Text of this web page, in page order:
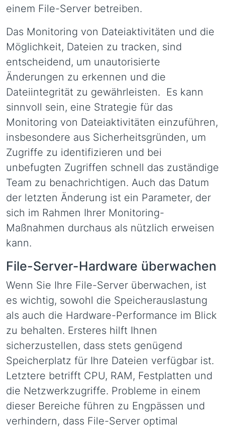
einem File-Server betreiben.
Das Monitoring von Dateiaktivitäten und die
Möglichkeit, Dateien zu tracken, sind
entscheidend, um unautorisierte
Änderungen zu erkennen und die
Dateiintegrität zu gewährleisten. Es kann
sinnvoll sein, eine Strategie für das
Monitoring von Dateiaktivitäten einzuführen,
insbesondere aus Sicherheitsgründen, um
Zugriffe zu identifizieren und bei
unbefugten Zugriffen schnell das zuständige
Team zu benachrichtigen. Auch das Datum
der letzten Änderung ist ein Parameter, der
sich im Rahmen Ihrer Monitoring-
Maßnahmen durchaus als nützlich erweisen
kann.
File-Server-Hardware überwachen
Wenn Sie Ihre File-Server überwachen, ist
es wichtig, sowohl die Speicherauslastung
als auch die Hardware-Performance im Blick
zu behalten. Ersteres hilft Ihnen
sicherzustellen, dass stets genügend
Speicherplatz für Ihre Dateien verfügbar ist.
Letztere betrifft CPU, RAM, Festplatten und
die Netzwerkzugriffe. Probleme in einem
dieser Bereiche führen zu Engpässen und
verhindern, dass File-Server optimal